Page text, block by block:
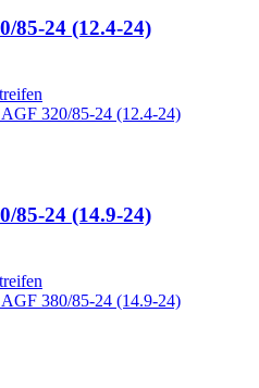
85-24 (12.4-24)
85-24 (14.9-24)